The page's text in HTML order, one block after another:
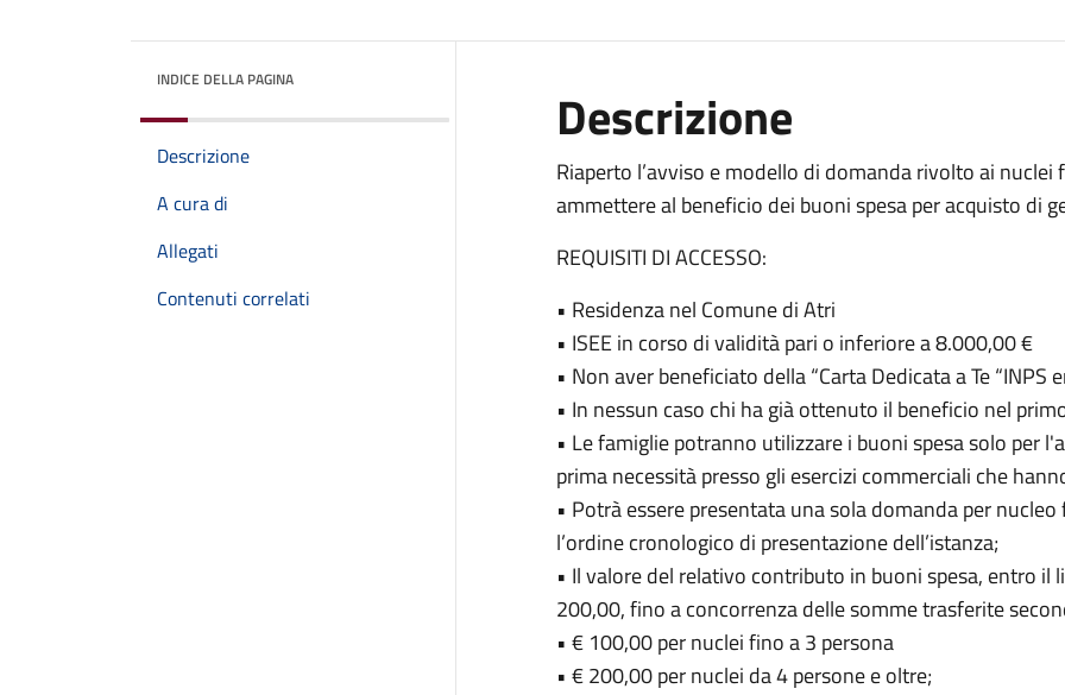
INDICE DELLA PAGINA
Descrizione
A cura di
Allegati
Contenuti correlati
Descrizione
Riaperto l’avviso e modello di domanda rivolto ai
ammettere al beneficio dei buoni spesa per acquisto di
REQUISITI DI ACCESSO:
• Residenza nel Comune di Atri
• ISEE in corso di validità pari o inferiore a 8.000,00 €
• Non aver beneficiato della “Carta Dedicata a Te “INPS
• In nessun caso chi ha già ottenuto il beneficio nel
• Le famiglie potranno utilizzare i buoni spesa solo per
prima necessità presso gli esercizi commerciali che
• Potrà essere presentata una sola domanda per
l’ordine cronologico di presentazione dell’istanza;
• Il valore del relativo contributo in buoni spesa, entro
200,00, fino a concorrenza delle somme trasferite
• € 100,00 per nuclei fino a 3 persona
• € 200,00 per nuclei da 4 persone e oltre;